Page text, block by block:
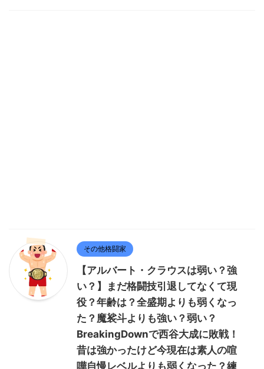
その他格闘家
【アルバート・クラウスは弱い？強
い？】まだ格闘技引退してなくて現
役？年齢は？全盛期よりも弱くなっ
た？魔裟斗よりも強い？弱い？
BreakingDownで西谷大成に敗戦！
昔は強かったけど今現在は素人の喧
嘩自慢レベルよりも弱くなった？練